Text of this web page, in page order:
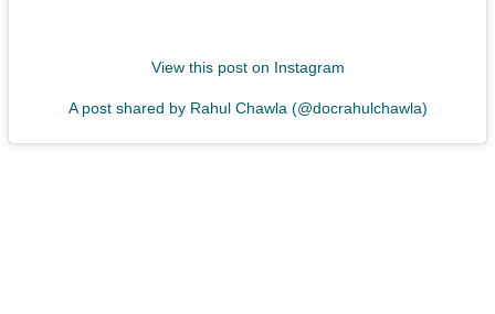
View this post on Instagram
A post shared by Rahul Chawla (@docrahulchawla)